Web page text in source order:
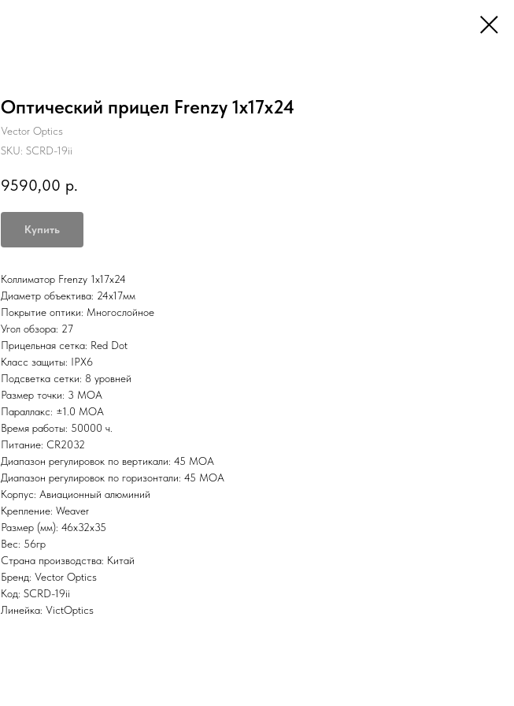
Оптический прицел Frenzy 1x17x24
Vector Optics
SKU: SCRD-19ii
9590,00 р.
Купить
Коллиматор Frenzy 1x17x24
Диаметр объектива: 24x17мм
Покрытие оптики: Многослойное
Угол обзора: 27
Прицельная сетка: Red Dot
Класс защиты: IPX6
Подсветка сетки: 8 уровней
Размер точки: 3 МОА
Параллакс: ±1.0 МОА
Время работы: 50000 ч.
Питание: CR2032
Диапазон регулировок по вертикали: 45 МОА
Диапазон регулировок по горизонтали: 45 МОА
Корпус: Авиационный алюминий
Крепление: Weaver
Размер (мм): 46x32x35
Вес: 56гр
Страна производства: Китай
Бренд: Vector Optics
Код: SCRD-19ii
Линейка: VictOptics